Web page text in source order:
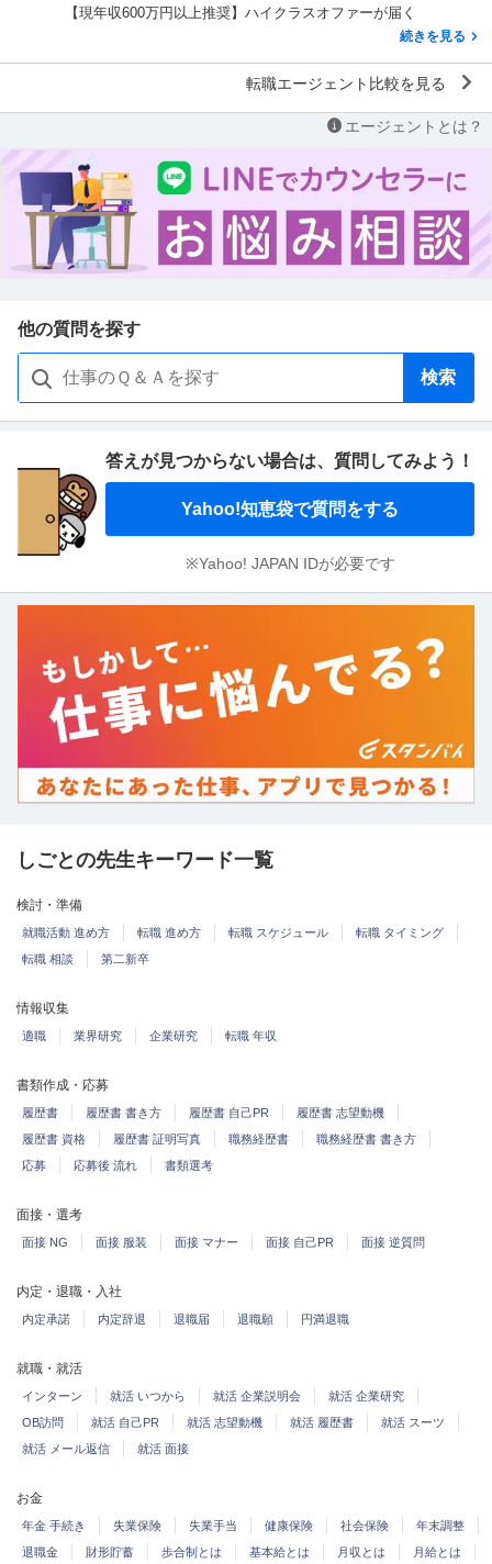
【現年収600万円以上推奨】ハイクラスオファーが届く
続きを見る
転職エージェント比較を見る
エージェントとは？
他の質問を探す
検索
答えが見つからない場合は、 質問してみよう！
Yahoo!知恵袋で質問をする
※Yahoo! JAPAN IDが必要です
しごとの先生キーワード一覧
検討・準備
就職活動 進め方 転職 進め方 転職 スケジュール
転職 タイミング
転職 相談
第二新卒
情報収集
適職 業界研究 企業研究 転職 年収
書類作成・応募
履歴書 履歴書 書き方 履歴書 自己PR
履歴書 志望動機
履歴書 資格
履歴書 証明写真 職務経歴書
職務経歴書 書き方
応募
応募後 流れ 書類選考
面接・選考
面接 NG 面接 服装 面接 マナー 面接 自己PR 面接 逆質問
内定・退職・入社
内定承諾 内定辞退 退職届 退職願 円満退職
就職・就活
インターン 就活 いつから 就活 企業説明会
就活 企業研究
OB訪問
就活 自己PR 就活 志望動機 就活 履歴書
就活 スーツ
就活 メール返信
就活 面接
お金
年金 手続き 失業保険 失業手当 健康保険 社会保険
年末調整
退職金
財形貯蓄 歩合制とは 基本給とは 月収とは
月給とは